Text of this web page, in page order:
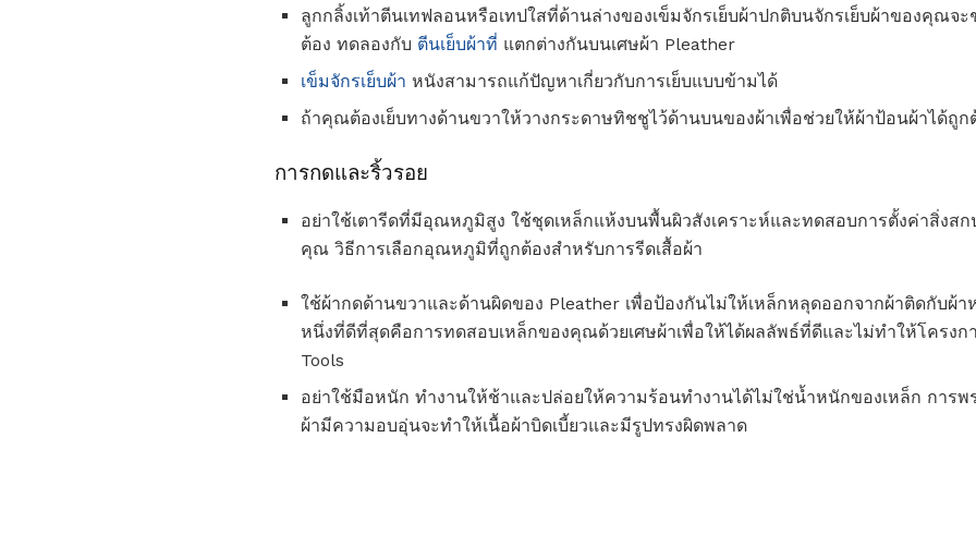
ลูกกลิ้งเท้าตีนเทฟลอนหรือเทปใสที่ด้านล่างของเข็มจักรเย็บผ้าปกติบนจักรเย็บผ้าของคุณจ
ต้อง ทดลองกับ ตีนเย็บผ้าที่ แตกต่างกันบนเศษผ้า Pleather
เข็มจักรเย็บผ้า หนังสามารถแก้ปัญหาเกี่ยวกับการเย็บแบบข้ามได้
ถ้าคุณต้องเย็บทางด้านขวาให้วางกระดาษทิชชูไว้ด้านบนของผ้าเพื่อช่วยให้ผ้าป้อนผ้าได้ถูก
การกดและริ้วรอย
อย่าใช้เตารีดที่มีอุณหภูมิสูง ใช้ชุดเหล็กแห้งบนพื้นผิวสังเคราะห์และทดสอบการตั้งค่าสิ่งส
คุณ วิธีการเลือกอุณหภูมิที่ถูกต้องสำหรับการรีดเสื้อผ้า
ใช้ผ้ากดด้านขวาและด้านผิดของ Pleather เพื่อป้องกันไม่ให้เหล็กหลุดออกจากผ้าติดกับผ้า
หนึ่งที่ดีที่สุดคือการทดสอบเหล็กของคุณด้วยเศษผ้าเพื่อให้ได้ผลลัพธ์ที่ดีและไม่ทำให้โครงก
Tools
อย่าใช้มือหนัก ทำงานให้ช้าและปล่อยให้ความร้อนทำงานได้ไม่ใช่น้ำหนักของเหล็ก การ
ผ้ามีความอบอุ่นจะทำให้เนื้อผ้าบิดเบี้ยวและมีรูปทรงผิดพลาด